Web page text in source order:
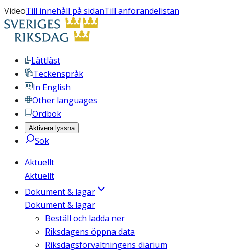
VideoTill innehåll på sidanTill anförandelistan
Lättläst
Teckenspråk
In English
Other languages
Ordbok
Aktivera lyssna
Sök
Aktuellt
Aktuellt
Dokument & lagar
Dokument & lagar
Beställ och ladda ner
Riksdagens öppna data
Riksdagsförvaltningens diarium